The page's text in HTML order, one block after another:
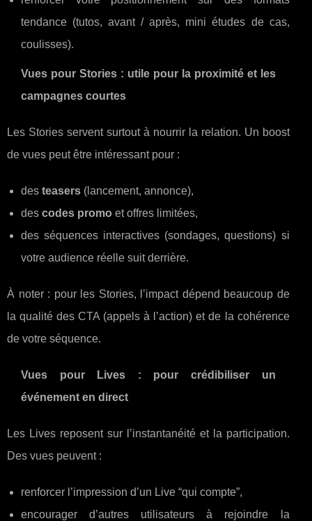
tendance (tutos, avant / après, mini études de cas,
coulisses).
Vues pour Stories : utile pour la proximité et les
campagnes courtes
Les Stories servent surtout à nourrir la relation. Un boost
de vues peut être intéressant pour :
des teasers (lancement, annonce),
des codes promo et offres limitées,
des séquences interactives (sondages, questions) si
votre audience réelle suit derrière.
À noter : pour les Stories, l’impact dépend beaucoup de
la qualité des CTA (appels à l’action) et de la cohérence
de votre séquence.
Vues pour Lives : pour crédibiliser un
événement en direct
Les Lives reposent sur l’instantanéité et la participation.
Des vues peuvent :
renforcer l’impression d’un Live “qui compte”,
encourager d’autres utilisateurs à rejoindre la